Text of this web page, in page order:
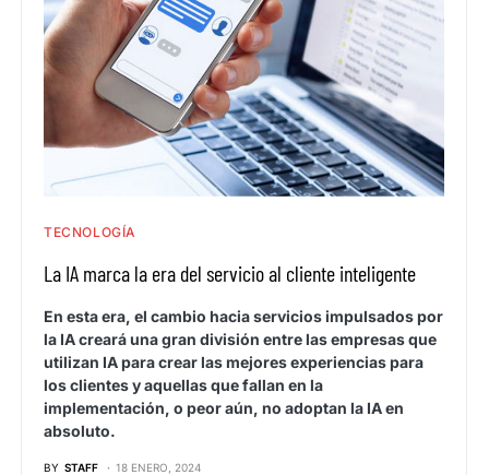
TECNOLOGÍA
La IA marca la era del servicio al cliente inteligente
En esta era, el cambio hacia servicios impulsados por
la IA creará una gran división entre las empresas que
utilizan IA para crear las mejores experiencias para
los clientes y aquellas que fallan en la
implementación, o peor aún, no adoptan la IA en
absoluto.
BY STAFF 18 ENERO, 2024